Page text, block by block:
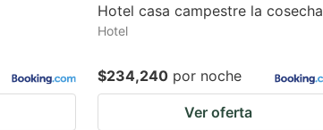
keyboard
for
changing
Hotel casa campestre la cosecha
Hotel
$234,240 por noche
Ver oferta